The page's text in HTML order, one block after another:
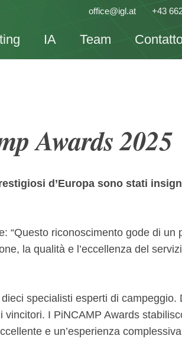
office@igl.at +43
IA Team
Awards 2025
d’Europa sono stati
“Questo riconoscimento gode di un
la qualità e l’eccellenza del
specialisti esperti di campeggio.
I PiNCAMP Awards
e un’esperienza